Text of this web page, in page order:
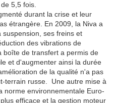
5,5 fois.
durant la crise et leur
étrangère. En 2009, la Niva a
ses freins et
des vibrations de
boîte de transfert a permis de
et d'augmenter ainsi la durée
de la qualité n'a pas
terrain russe. Une autre mise à
norme environnementale Euro-
efficace et la gestion moteur